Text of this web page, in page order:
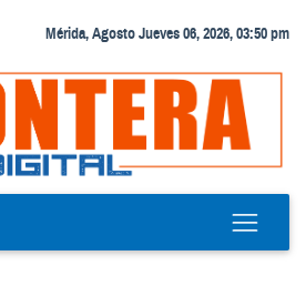
Mérida, Agosto Jueves 06, 2026, 03:50 pm